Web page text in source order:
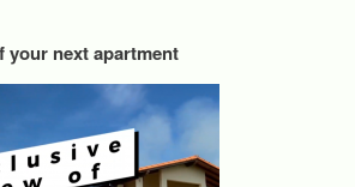
your next apartment